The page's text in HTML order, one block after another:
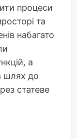
процеси
та
набагато
а
шлях до
статеве